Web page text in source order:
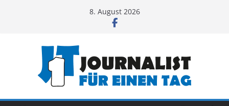
8. August 2026